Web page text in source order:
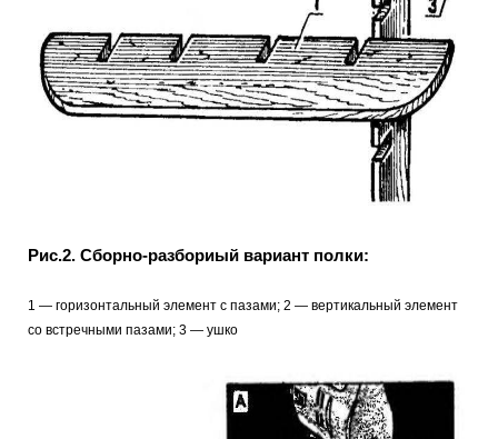
Рис.2. Сборно-разбориый вариант полки:
1 — горизонтальный элемент с пазами; 2 — вертикальный элемент
со встречными пазами; 3 — ушко